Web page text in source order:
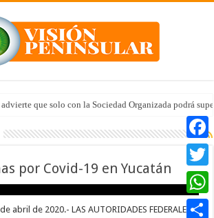
que solo con la Sociedad Organizada podrá
por Covid-19 en Yucatán
abril de 2020.- LAS AUTORIDADES FEDERALES
Twitter